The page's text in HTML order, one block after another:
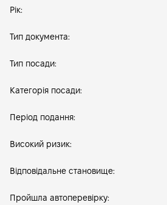
Рік:
Тип документа:
Тип посади:
Категорія посади:
Період подання:
Високий ризик:
Відповідальне становище:
Пройшла автоперевірку: